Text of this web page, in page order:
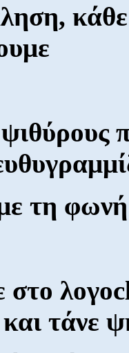
κάθε
τη
και τάνε